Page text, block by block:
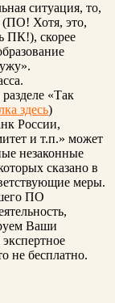
ситуация, то,
(ПО! Хотя, это,
ПК!), скорее
«Так
здесь)
России,
и т.п.» может
незаконные
сказано в
меры.
ПО
Ваши
не бесплатно.